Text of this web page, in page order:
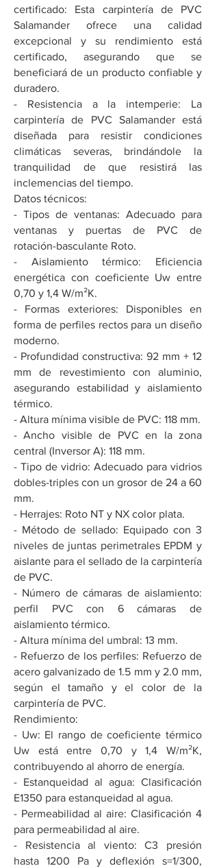
certificado: Esta carpintería de PVC
Salamander ofrece una calidad
excepcional y su rendimiento está
certificado, asegurando que se
beneficiará de un producto confiable y
duradero.
- Resistencia a la intemperie: La
carpintería de PVC Salamander está
diseñada para resistir condiciones
climáticas severas, brindándole la
tranquilidad de que resistirá las
inclemencias del tiempo.
Datos técnicos:
- Tipos de ventanas: Adecuado para
ventanas y puertas de PVC de
rotación-basculante Roto.
- Aislamiento térmico: Eficiencia
energética con coeficiente Uw entre
0,70 y 1,4 W/m²K.
- Formas exteriores: Disponibles en
forma de perfiles rectos para un diseño
moderno.
- Profundidad constructiva: 92 mm + 12
mm de revestimiento con aluminio,
asegurando estabilidad y aislamiento
térmico.
- Altura mínima visible de PVC: 118 mm.
- Ancho visible de PVC en la zona
central (Inversor A): 118 mm.
- Tipo de vidrio: Adecuado para vidrios
dobles-triples con un grosor de 24 a 60
mm.
- Herrajes: Roto NT y NX color plata.
- Método de sellado: Equipado con 3
niveles de juntas perimetrales EPDM y
aislante para el sellado de la carpintería
de PVC.
- Número de cámaras de aislamiento:
perfil PVC con 6 cámaras de
aislamiento térmico.
- Altura mínima del umbral: 13 mm.
- Refuerzo de los perfiles: Refuerzo de
acero galvanizado de 1.5 mm y 2.0 mm,
según el tamaño y el color de la
carpintería de PVC.
Rendimiento:
- Uw: El rango de coeficiente térmico
Uw está entre 0,70 y 1,4 W/m²K,
contribuyendo al ahorro de energía.
- Estanqueidad al agua: Clasificación
E1350 para estanqueidad al agua.
- Permeabilidad al aire: Clasificación 4
para permeabilidad al aire.
- Resistencia al viento: C3 presión
hasta 1200 Pa y deflexión s=1/300,